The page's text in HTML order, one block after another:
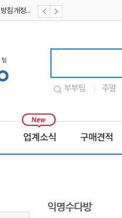
[공지] [호텔업] 유료서비스 이용약관 개정본2 (19.09.02)
부부팀 주말
업계소식 구매견적
익명수다방